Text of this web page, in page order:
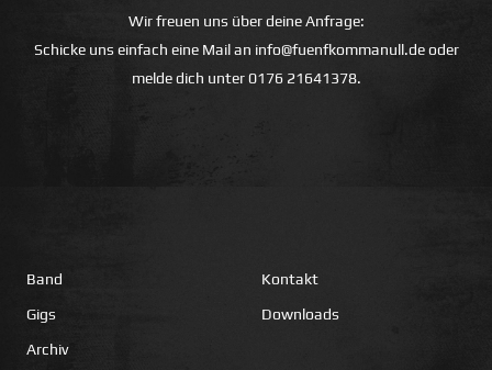
Wir freuen uns über deine Anfrage:
Schicke uns einfach eine Mail an info@fuenfkommanull.deoder
melde dich unter0176 21641378.
Band
Gigs
Archiv
Kontakt
Downloads